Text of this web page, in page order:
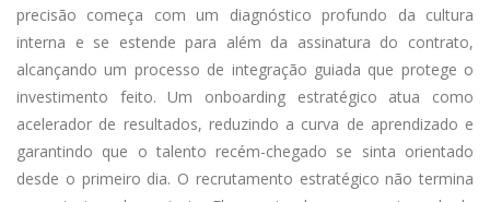
precisão começa com um diagnóstico profundo da cultura
interna e se estende para além da assinatura do contrato,
alcançando um processo de integração guiada que protege o
investimento feito. Um onboarding estratégico atua como
acelerador de resultados, reduzindo a curva de aprendizado e
garantindo que o talento recém-chegado se sinta orientado
desde o primeiro dia. O recrutamento estratégico não termina